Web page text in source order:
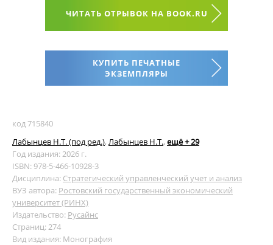
ЧИТАТЬ ОТРЫВОК НА BOOK.RU
КУПИТЬ ПЕЧАТНЫЕ
ЭКЗЕМПЛЯРЫ
код 715840
Лабынцев Н.Т. (под ред.), Лабынцев Н.Т., ещё + 29
Год издания: 2026 г.
ISBN: 978-5-466-10928-3
Дисциплина: Стратегический управленческий учет и анализ
ВУЗ автора: Ростовский государственный экономический
университет (РИНХ)
Издательство: Русайнс
Страниц: 274
Вид издания: Монография